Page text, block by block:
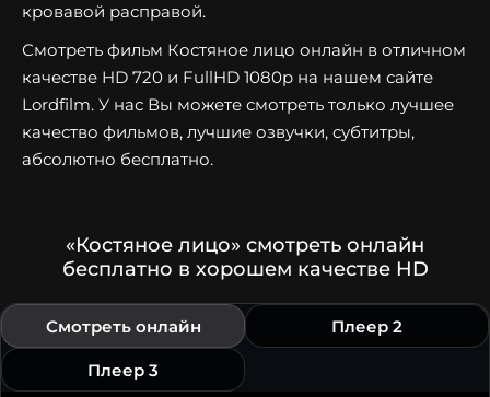
кровавой расправой.
Смотреть фильм Костяное лицо онлайн в отличном
качестве HD 720 и FullHD 1080p на нашем сайте
Lordfilm. У нас Вы можете смотреть только лучшее
качество фильмов, лучшие озвучки, субтитры,
абсолютно бесплатно.
«Костяное лицо» смотреть онлайн
бесплатно в хорошем качестве HD
Смотреть онлайн Плеер 2
Плеер 3